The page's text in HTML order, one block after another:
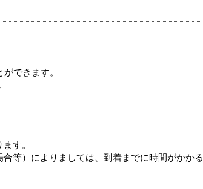
できます。
す。
等）によりましては、到着までに時間がかかる